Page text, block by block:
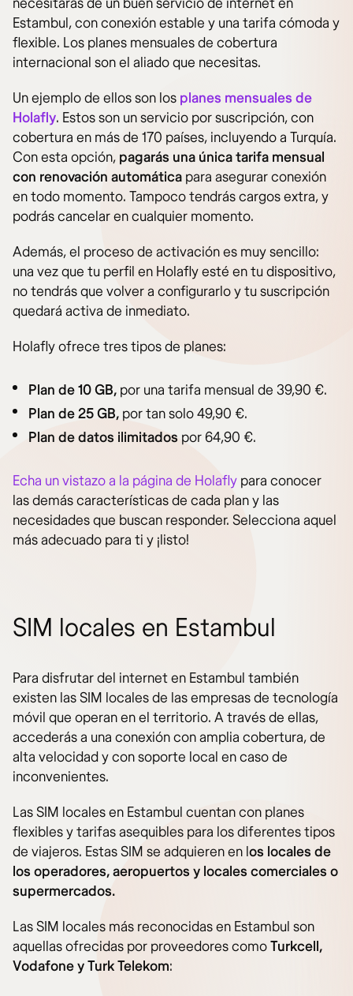
necesitarás de un buen servicio de internet en
Estambul, con conexión estable y una tarifa cómoda y
flexible. Los planes mensuales de cobertura
internacional son el aliado que necesitas.
Un ejemplo de ellos son los planes mensuales de
Holafly. Estos son un servicio por suscripción, con
cobertura en más de 170 países, incluyendo a Turquía.
Con esta opción, pagarás una única tarifa mensual
con renovación automática para asegurar conexión
en todo momento. Tampoco tendrás cargos extra, y
podrás cancelar en cualquier momento.
Además, el proceso de activación es muy sencillo:
una vez que tu perfil en Holafly esté en tu dispositivo,
no tendrás que volver a configurarlo y tu suscripción
quedará activa de inmediato.
Holafly ofrece tres tipos de planes:
Plan de 10 GB, por una tarifa mensual de 39,90 €.
Plan de 25 GB, por tan solo 49,90 €.
Plan de datos ilimitados por 64,90 €.
Echa un vistazo a la página de Holafly para conocer
las demás características de cada plan y las
necesidades que buscan responder. Selecciona aquel
más adecuado para ti y ¡listo!
SIM locales en Estambul
Para disfrutar del internet en Estambul también
existen las SIM locales de las empresas de tecnología
móvil que operan en el territorio. A través de ellas,
accederás a una conexión con amplia cobertura, de
alta velocidad y con soporte local en caso de
inconvenientes.
Las SIM locales en Estambul cuentan con planes
flexibles y tarifas asequibles para los diferentes tipos
de viajeros. Estas SIM se adquieren en los locales de
los operadores, aeropuertos y locales comerciales o
supermercados.
Las SIM locales más reconocidas en Estambul son
aquellas ofrecidas por proveedores comoTurkcell,
Vodafone y Turk Telekom: